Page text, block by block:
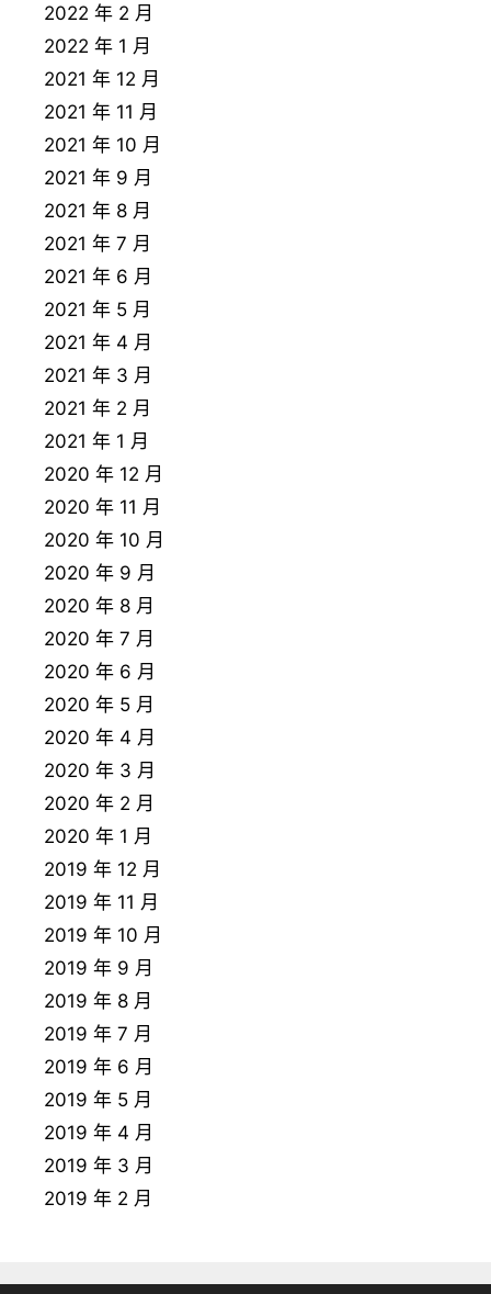
2022 年 2 月
2022 年 1 月
2021 年 12 月
2021 年 11 月
2021 年 10 月
2021 年 9 月
2021 年 8 月
2021 年 7 月
2021 年 6 月
2021 年 5 月
2021 年 4 月
2021 年 3 月
2021 年 2 月
2021 年 1 月
2020 年 12 月
2020 年 11 月
2020 年 10 月
2020 年 9 月
2020 年 8 月
2020 年 7 月
2020 年 6 月
2020 年 5 月
2020 年 4 月
2020 年 3 月
2020 年 2 月
2020 年 1 月
2019 年 12 月
2019 年 11 月
2019 年 10 月
2019 年 9 月
2019 年 8 月
2019 年 7 月
2019 年 6 月
2019 年 5 月
2019 年 4 月
2019 年 3 月
2019 年 2 月